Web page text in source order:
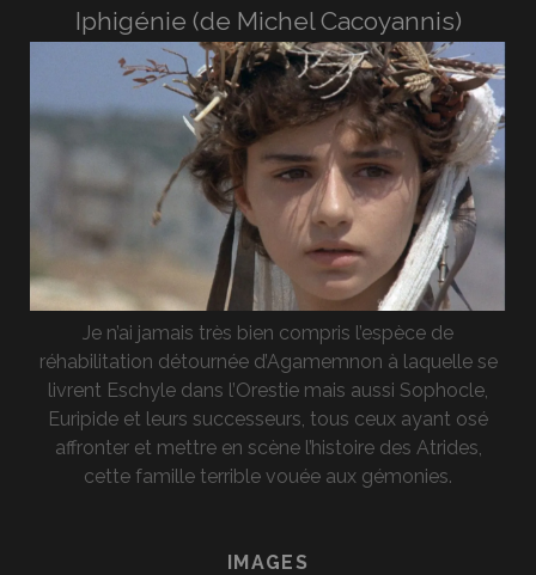
Iphigénie (de Michel Cacoyannis)
Je n’ai jamais très bien compris l’espèce de
réhabilitation détournée d’Agamemnon à laquelle se
livrent Eschyle dans l’Orestie mais aussi Sophocle,
Euripide et leurs successeurs, tous ceux ayant osé
affronter et mettre en scène l’histoire des Atrides,
cette famille terrible vouée aux gémonies.
IMAGES